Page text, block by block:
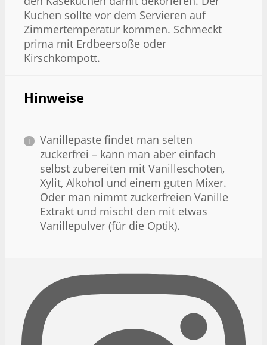
Kuchen sollte vor dem Servieren auf
Zimmertemperatur kommen. Schmeckt
prima mit Erdbeersoße oder
Kirschkompott.
Hinweise
Vanillepaste findet man selten
zuckerfrei – kann man aber einfach
selbst zubereiten mit Vanilleschoten,
Xylit, Alkohol und einem guten Mixer.
Oder man nimmt zuckerfreien Vanille
Extrakt und mischt den mit etwas
Vanillepulver (für die Optik).